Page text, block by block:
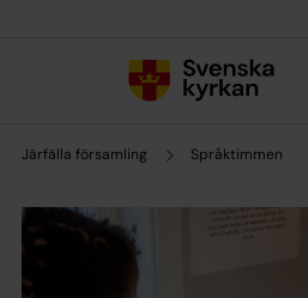
Järfälla församling Språktimmen